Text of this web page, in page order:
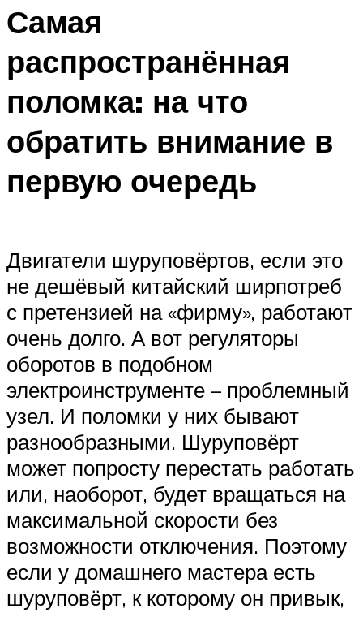
Самая
распространённая
поломка: на что
обратить внимание в
первую очередь
Двигатели шуруповёртов, если это
не дешёвый китайский ширпотреб
с претензией на «фирму», работают
очень долго. А вот регуляторы
оборотов в подобном
электроинструменте – проблемный
узел. И поломки у них бывают
разнообразными. Шуруповёрт
может попросту перестать работать
или, наоборот, будет вращаться на
максимальной скорости без
возможности отключения. Поэтому
если у домашнего мастера есть
шуруповёрт, к которому он привык,